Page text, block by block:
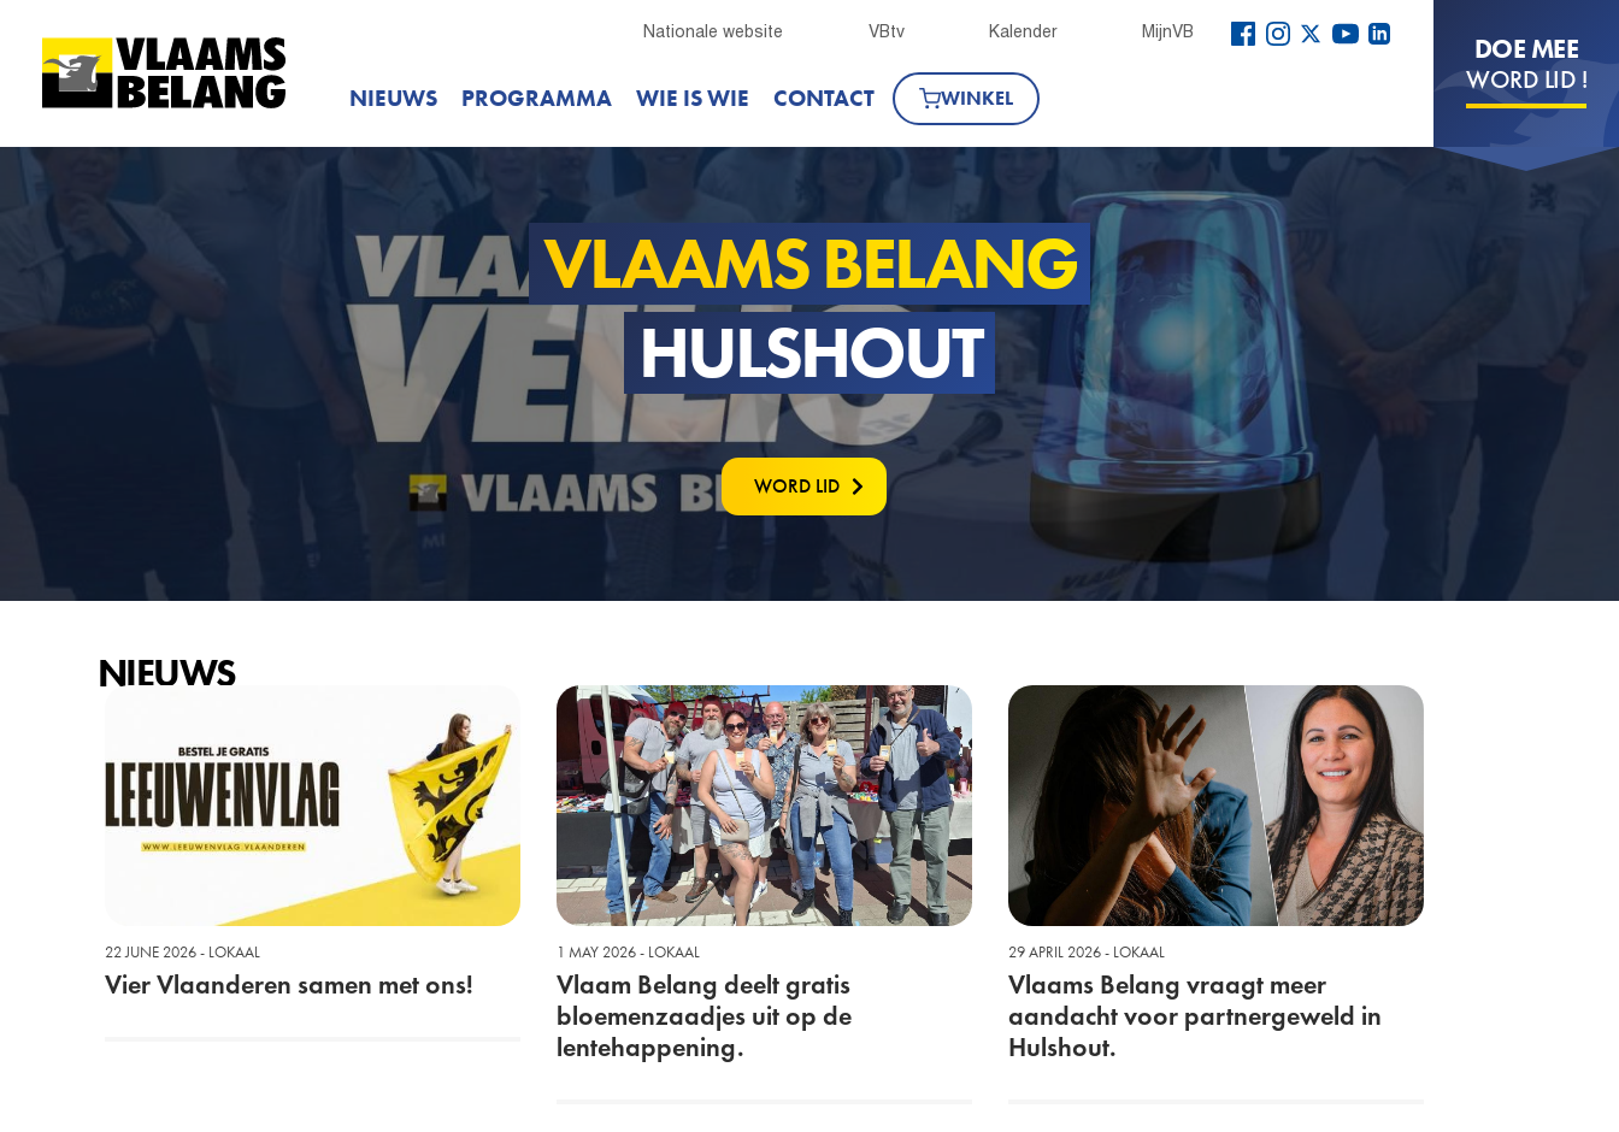
Nationale website VBtv Kalender MijnVB
NIEUWS PROGRAMMA WIE IS WIE CONTACT WINKEL
DOE MEE
WORD LID !
VLAAMS BELANG
HULSHOUT
WORD LID
NIEUWS
22 JUNE 2026 - LOKAAL
Vier Vlaanderen samen met ons!
1 MAY 2026 - LOKAAL
Vlaam Belang deelt gratis
bloemenzaadjes uit op de
lentehappening.
29 APRIL 2026 - LOKAAL
Vlaams Belang vraagt meer
aandacht voor partnergeweld in
Hulshout.